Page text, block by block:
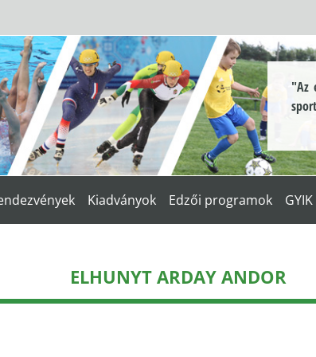
"Az
Kiadványok Edzői programok GYIK
ELHUNYT ARDAY ANDOR